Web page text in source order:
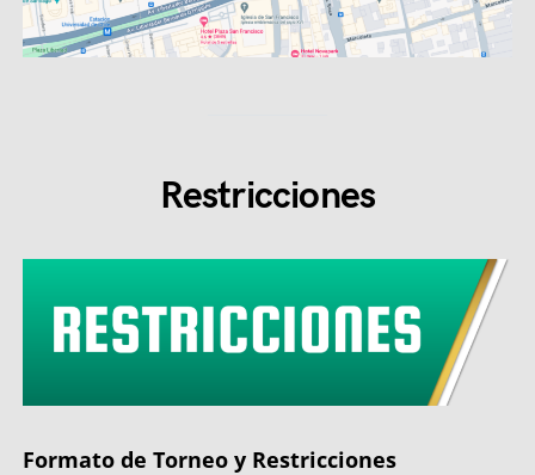
Restricciones
Formato de Torneo y Restricciones